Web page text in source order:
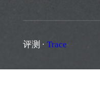
评测 · Trace